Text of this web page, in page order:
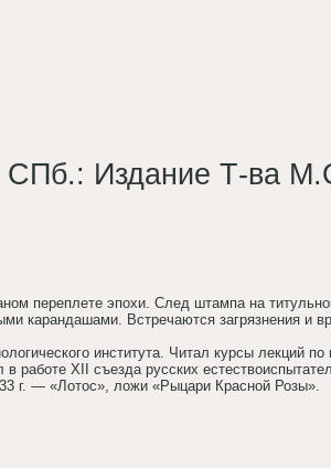
СПб.: Издание Т-ва
переплете эпохи. След штампа на
карандашами. Встречаются загрязнения и
института. Читал курсы лекций по
работе XII съезда русских
г. — «Лотос», ложи «Рыцари Красной Розы».